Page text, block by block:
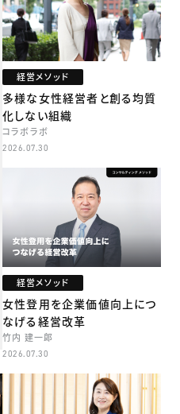
経営メソッド
多様な女性経営者と創る均質
化しない組織
コラボラボ
2026.07.30
経営メソッド
女性登用を企業価値向上につ
なげる経営改革
竹内 建一郎
2026.07.30